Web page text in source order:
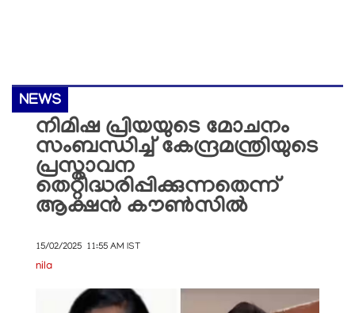
NEWS
നിമിഷ പ്രിയയുടെ മോചനം
സംബന്ധിച്ച് കേന്ദ്രമന്ത്രിയുടെ
പ്രസ്താവന
തെറ്റിദ്ധരിപ്പിക്കുന്നതെന്ന്
ആക്ഷൻ കൗൺസിൽ
15/02/2025 11:55 AM IST
nila